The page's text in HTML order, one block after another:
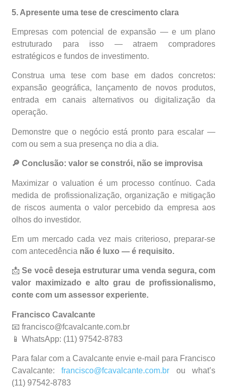
5. Apresente uma tese de crescimento clara
Empresas com potencial de expansão — e um plano
estruturado para isso — atraem compradores
estratégicos e fundos de investimento.
Construa uma tese com base em dados concretos:
expansão geográfica, lançamento de novos produtos,
entrada em canais alternativos ou digitalização da
operação.
Demonstre que o negócio está pronto para escalar —
com ou sem a sua presença no dia a dia.
🔎 Conclusão: valor se constrói, não se improvisa
Maximizar o valuation é um processo contínuo. Cada
medida de profissionalização, organização e mitigação
de riscos aumenta o valor percebido da empresa aos
olhos do investidor.
Em um mercado cada vez mais criterioso, preparar-se
com antecedência não é luxo — é requisito.
📩Se você deseja estruturar uma venda segura, com
valor maximizado e alto grau de profissionalismo,
conte com um assessor experiente.
Francisco Cavalcante
📧 francisco@fcavalcante.com.br
📱 WhatsApp: (11) 97542-8783
Para falar com a Cavalcante envie e-mail para Francisco
Cavalcante:francisco@fcavalcante.com.br ou what’s
(11) 97542-8783